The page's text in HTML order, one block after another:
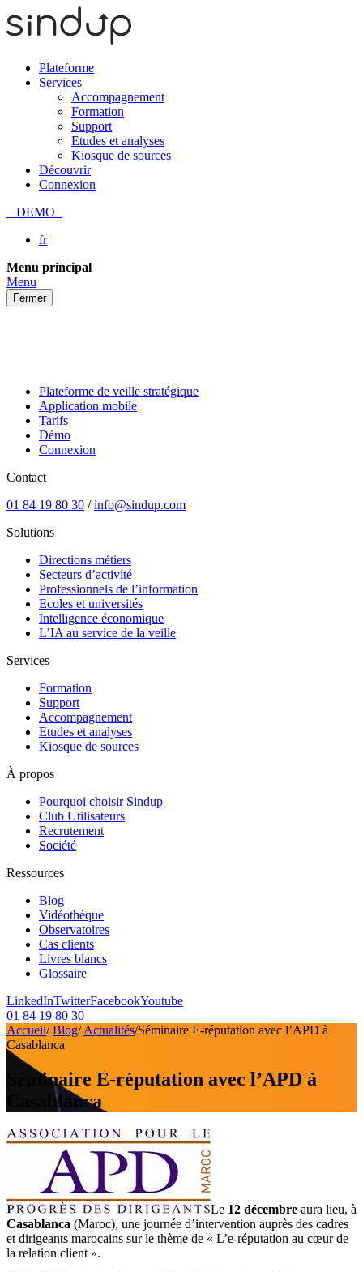
Plateforme
Services
Accompagnement
Formation
Support
Etudes et analyses
Kiosque de sources
Découvrir
Connexion
DEMO
fr
Passer
au
contenu
Menu principal
Menu
Fermer
Plateforme de veille stratégique
Application mobile
Tarifs
Démo
Connexion
Contact
01 84 19 80 30 /info@sindup.com
Solutions
Directions métiers
Secteurs d’activité
Professionnels de l’information
Ecoles et universités
Intelligence économique
L’IA au service de la veille
Services
Formation
Support
Accompagnement
Etudes et analyses
Kiosque de sources
À propos
Pourquoi choisir Sindup
Club Utilisateurs
Recrutement
Société
Ressources
Blog
Vidéothèque
Observatoires
Cas clients
Livres blancs
Glossaire
LinkedInTwitterFacebookYoutube
01 84 19 80 30
Accueil/ Blog/ Actualités/Séminaire E-réputation avec l’APD à
Casablanca
Séminaire E-réputation avec l’APD à
Casablanca
Le 12 décembre aura lieu, à
Casablanca (Maroc), une journée d’intervention auprès des cadres
et dirigeants marocains sur le thème de « L’e-réputation au cœur de
la relation client ».